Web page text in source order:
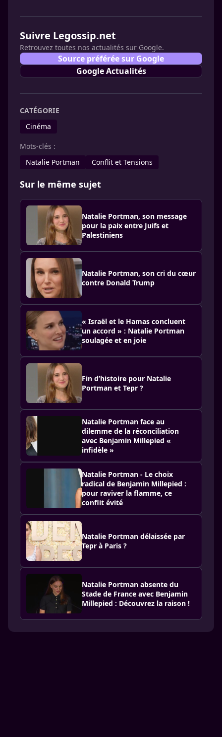
Suivre Legossip.net
Retrouvez toutes nos actualités sur Google.
Source préférée sur Google
Google Actualités
CATÉGORIE
Cinéma
Mots-clés :
Natalie Portman
Conflit et Tensions
Sur le même sujet
Natalie Portman, son message
pour la paix entre Juifs et
Palestiniens
Natalie Portman, son cri du cœur
contre Donald Trump
« Israël et le Hamas concluent
un accord » : Natalie Portman
soulagée et en joie
Fin d’histoire pour Natalie
Portman et Tepr ?
Natalie Portman face au
dilemme de la réconciliation
avec Benjamin Millepied «
infidèle »
Natalie Portman - Le choix
radical de Benjamin Millepied :
pour raviver la flamme, ce
conflit évité
Natalie Portman délaissée par
Tepr à Paris ?
Natalie Portman absente du
Stade de France avec Benjamin
Millepied : Découvrez la raison !